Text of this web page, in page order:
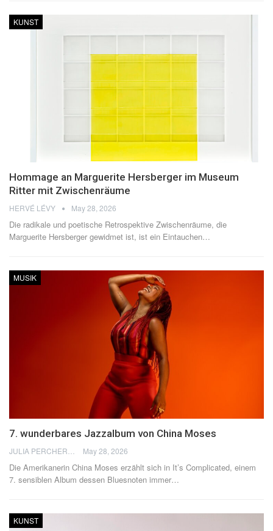
KUNST
Hommage an Marguerite Hersberger im Museum
Ritter mit Zwischenräume
HERVÉ LÉVY May 28, 2026
Die radikale und poetische Retrospektive Zwischenräume, die
Marguerite Hersberger gewidmet ist, ist ein Eintauchen…
MUSIK
7. wunderbares Jazzalbum von China Moses
May 28, 2026
Die Amerikanerin China Moses erzählt sich in It’s Complicated, einem
7. sensiblen Album dessen Bluesnoten immer…
KUNST